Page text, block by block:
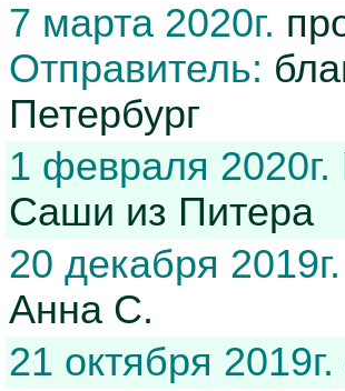
7 марта 2020г.
Отправитель:
Петербург
1 февраля 2020г.
Саши из Питера
20 декабря 2019г.
Анна С.
21 октября 2019г.